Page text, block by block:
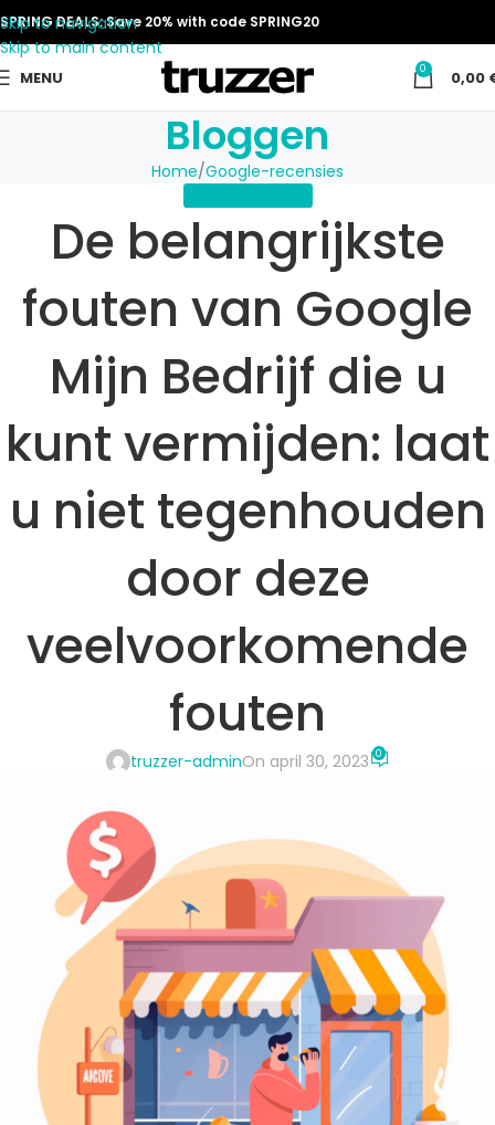
Skip to navigation
Skip to main content
SPRING DEALS: Save 20% with code SPRING20
MENU 0 0,00
Bloggen
Home Google-recensies
De belangrijkste
fouten van Google
Mijn Bedrijf die u
kunt vermijden: laat
u niet tegenhouden
door deze
veelvoorkomende
fouten
truzzer-adminOn april 30, 2023 0